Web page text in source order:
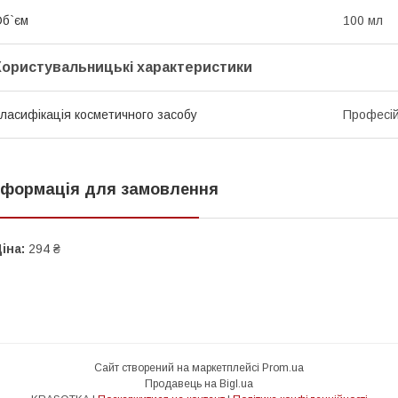
100 мл
характеристики
косметичного засобу
для замовлення
294 ₴
Сайт створений на маркетплейсі Prom.ua
Продавець на Bigl.ua